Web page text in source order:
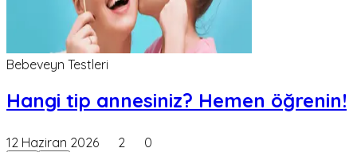
Bebeveyn Testleri
Hangi tip annesiniz? Hemen öğrenin!
12 Haziran 2026 2 0